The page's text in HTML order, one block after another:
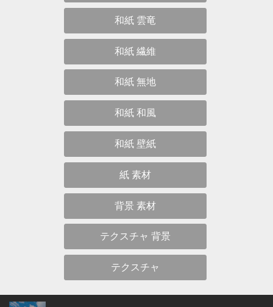
和紙 雲竜
和紙 繊維
和紙 無地
和紙 和風
和紙 壁紙
紙 素材
背景 素材
テクスチャ 背景
テクスチャ